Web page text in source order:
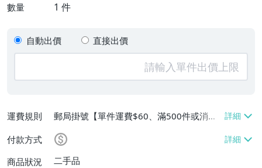
數量 1 件
自動出價 直接出價
運費規則
郵局掛號【單件運費$60、滿500件或消費
滿$20000免運費】
付款方式
商品狀況
二手品